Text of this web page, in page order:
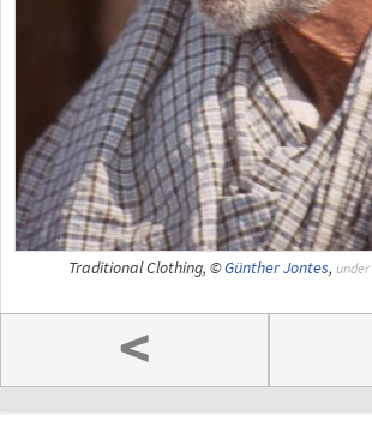
Traditional Clothing, ©Günther Jontes, under
<